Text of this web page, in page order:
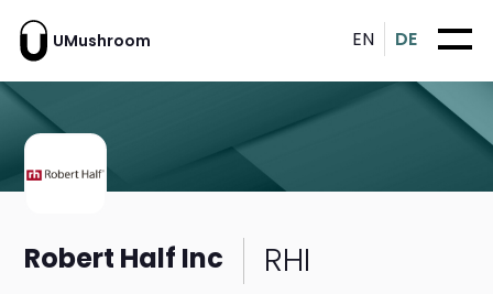
UMushroom EN DE
Robert Half Inc RHI